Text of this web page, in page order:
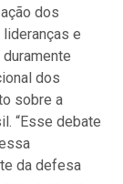
dos
e
dos
sobre a
“Esse debate
da defesa